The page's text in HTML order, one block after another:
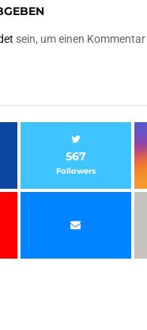
sein, um einen
567
Followers